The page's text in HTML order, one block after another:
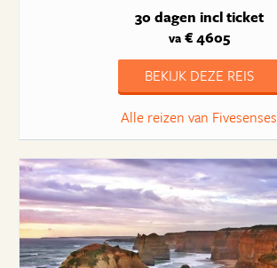
30 dagen incl ticket
va€ 4605
BEKIJK DEZE REIS
Alle reizen van Fivesenses